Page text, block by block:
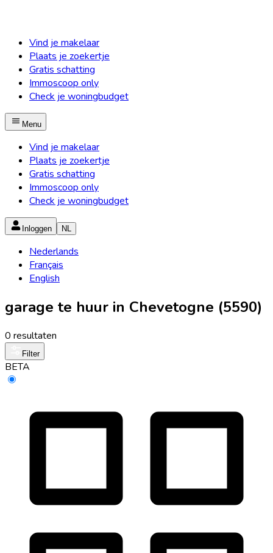
Vind je makelaar
Plaats je zoekertje
Gratis schatting
Immoscoop only
Check je woningbudget
Menu
Vind je makelaar
Plaats je zoekertje
Gratis schatting
Immoscoop only
Check je woningbudget
Inloggen NL
Nederlands
Français
English
garage te huur in Chevetogne (5590)
0 resultaten
Filter
BETA